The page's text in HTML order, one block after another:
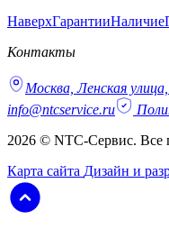
НаверхГарантииНаличие
Контакты
Москва, Ленская
info@ntcservice.ru
2026 © NTC-Сервис. Все
Карта сайта Дизайн и